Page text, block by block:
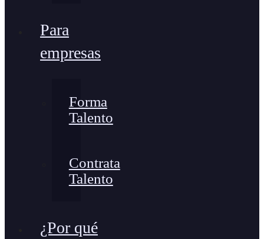
Para
empresas
Forma
Talento
Contrata
Talento
¿Por qué